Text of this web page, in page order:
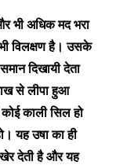
भी अधिक मद भरा
विलक्षण है। उसके
दिखायी देता
से लीपा हुआ
काली सिल हो
यह उषा का ही
देती है और यह